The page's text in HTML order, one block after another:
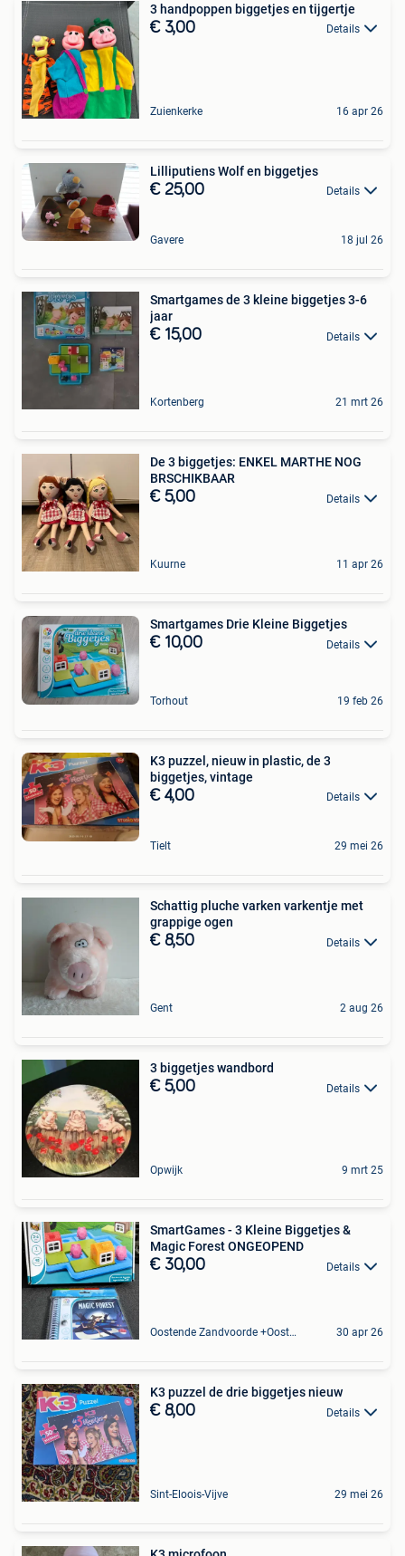
3 handpoppen biggetjes en tijgertje
€ 3,00 Details
Zuienkerke 16 apr 26
Lilliputiens Wolf en biggetjes
€ 25,00 Details
Gavere 18 jul 26
Smartgames de 3 kleine biggetjes 3-6
jaar
€ 15,00 Details
Kortenberg 21 mrt 26
De 3 biggetjes: ENKEL MARTHE NOG
BRSCHIKBAAR
€ 5,00 Details
Kuurne 11 apr 26
Smartgames Drie Kleine Biggetjes
€ 10,00 Details
Torhout 19 feb 26
K3 puzzel, nieuw in plastic, de 3
biggetjes, vintage
€ 4,00 Details
Tielt 29 mei 26
Schattig pluche varken varkentje met
grappige ogen
€ 8,50 Details
Gent 2 aug 26
3 biggetjes wandbord
€ 5,00 Details
Opwijk 9 mrt 25
SmartGames - 3 Kleine Biggetjes &
Magic Forest ONGEOPEND
€ 30,00 Details
Oostende Zandvoorde +Oostende 30 apr 26
K3 puzzel de drie biggetjes nieuw
€ 8,00 Details
Sint-Eloois-Vijve 29 mei 26